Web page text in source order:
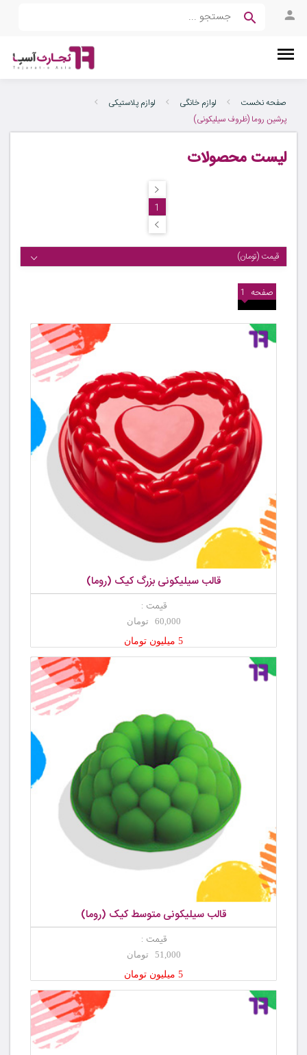
صفحه نخست لوازم خانگی
لوازم پلاستیکی
پرشین روما (ظروف سیلیکونی)
لیست محصولات
1
قیمت (تومان)
صفحه 1
قالب سیلیکونی بزرگ کیک (روما)
قیمت :
60,000 تومان
5 میلیون تومان
قالب سیلیکونی متوسط کیک (روما)
قیمت :
51,000 تومان
5 میلیون تومان